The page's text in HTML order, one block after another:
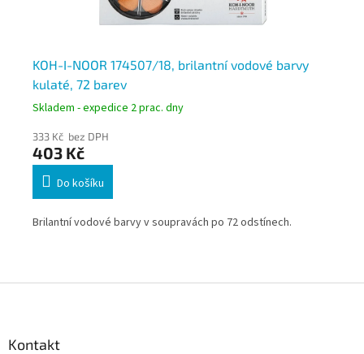
KOH-I-NOOR 174507/18, brilantní vodové barvy
kulaté, 72 barev
Skladem - expedice 2 prac. dny
333 Kč bez DPH
403 Kč
Do košíku
Brilantní vodové barvy v soupravách po 72 odstínech.
Kontakt